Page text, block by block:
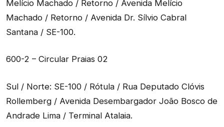
Melício Machado / Retorno / Avenida Melício
Machado / Retorno / Avenida Dr. Sílvio Cabral
Santana / SE-100.
600-2 – Circular Praias 02
Sul / Norte: SE-100 / Rótula / Rua Deputado Clóvis
Rollemberg / Avenida Desembargador João Bosco de
Andrade Lima / Terminal Atalaia.